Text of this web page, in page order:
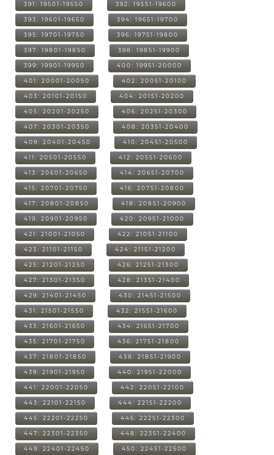
391: 19501-19550 392: 19551-19600
393: 19601-19650 394: 19651-19700
395: 19701-19750 396: 19751-19800
397: 19801-19850 398: 19851-19900
399: 19901-19950 400: 19951-20000
401: 20001-20050 402: 20051-20100
403: 20101-20150 404: 20151-20200
405: 20201-20250 406: 20251-20300
407: 20301-20350 408: 20351-20400
409: 20401-20450 410: 20451-20500
411: 20501-20550 412: 20551-20600
413: 20601-20650 414: 20651-20700
415: 20701-20750 416: 20751-20800
417: 20801-20850 418: 20851-20900
419: 20901-20950 420: 20951-21000
421: 21001-21050 422: 21051-21100
423: 21101-21150 424: 21151-21200
425: 21201-21250 426: 21251-21300
427: 21301-21350 428: 21351-21400
429: 21401-21450 430: 21451-21500
431: 21501-21550 432: 21551-21600
433: 21601-21650 434: 21651-21700
435: 21701-21750 436: 21751-21800
437: 21801-21850 438: 21851-21900
439: 21901-21950 440: 21951-22000
441: 22001-22050 442: 22051-22100
443: 22101-22150 444: 22151-22200
445: 22201-22250 446: 22251-22300
447: 22301-22350 448: 22351-22400
449: 22401-22450 450: 22451-22500